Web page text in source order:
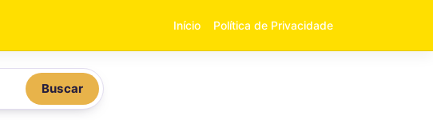
Início Política de Privacidade
Buscar